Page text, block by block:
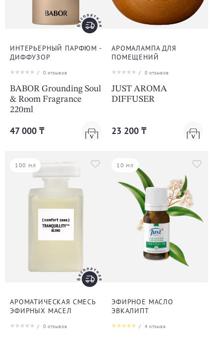
ИНТЕРЬЕРНЫЙ ПАРФЮМ -
ДИФФУЗОР
/ 0 отзывов
BABOR Grounding Soul
& Room Fragrance
220ml
47 000 ₸
АРОМАЛАМПА ДЛЯ
ПОМЕЩЕНИЙ
/ 0 отзывов
JUST AROMA
DIFFUSER
23 200 ₸
100 мл
АРОМАТИЧЕСКАЯ СМЕСЬ
ЭФИРНЫХ МАСЕЛ
/ 0 отзывов
10 мл
ЭФИРНОЕ МАСЛО
ЭВКАЛИПТ
/ 4отзыва